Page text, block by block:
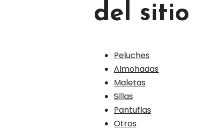
del sitio
Peluches
Almohadas
Maletas
Sillas
Pantuflas
Otros